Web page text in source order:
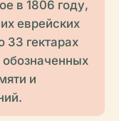
в 1806 году,
еврейских
33 гектарах
и